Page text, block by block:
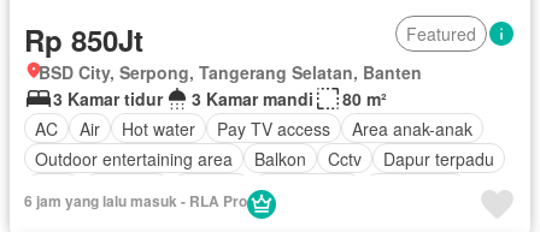
Rp 850Jt
Featured
BSD City, Serpong, Tangerang Selatan, Banten
3 Kamar tidur
3 Kamar mandi
80 m²
AC
Air Hot water Pay TV access
Area anak-anak
Outdoor entertaining area
Balkon Cctv
Dapur terpadu
Kabel video
Keamanan 24 jam
Kolam renang
6 jam yang lalu masuk - RLA Pro